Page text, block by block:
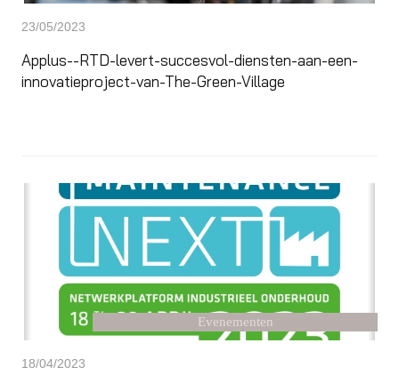
23/05/2023
Applus--RTD-levert-succesvol-diensten-aan-een-
innovatieproject-van-The-Green-Village
Evenementen
18/04/2023